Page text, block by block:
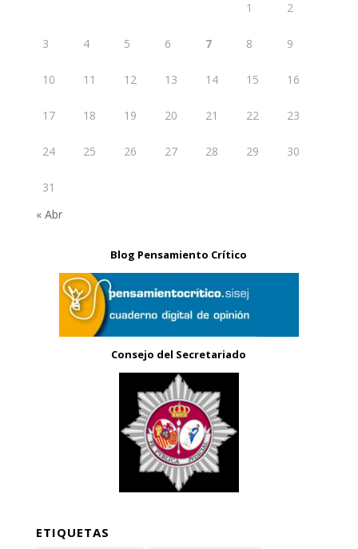
1 2
3 4 5 6 7 8 9
10 11 12 13 14 15 16
17 18 19 20 21 22 23
24 25 26 27 28 29 30
31
« Abr
Blog Pensamiento Crítico
Consejo del Secretariado
ETIQUETAS